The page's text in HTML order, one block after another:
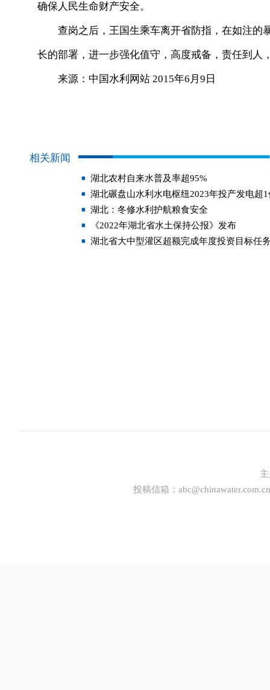
确保人民生命财产安全。
查岗之后，王国生乘车离开省防指，在如注的
长的部署，进一步强化值守，高度戒备，责任到人
来源：中国水利网站 2015年6月9日
相关新闻
湖北农村自来水普及率超95%
湖北碾盘山水利水电枢纽2023年投产发电超
湖北：冬修水利护航粮食安全
《2022年湖北省水土保持公报》发布
湖北省大中型灌区超额完成年度投资目标任
投稿信箱： abc@chinawater.com.cn